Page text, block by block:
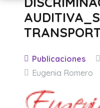
Publicaciones
Eugenia Romero